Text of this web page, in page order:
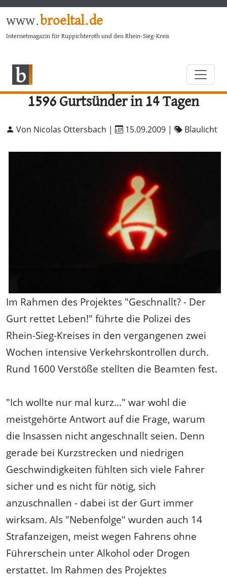
www.broeltal.de
Internetmagazin für Ruppichteroth und den Rhein-Sieg-Kreis
1596 Gurtsünder in 14 Tagen
Von Nicolas Ottersbach | 15.09.2009 | Blaulicht
Im Rahmen des Projektes "Geschnallt? - Der
Gurt rettet Leben!" führte die Polizei des
Rhein-Sieg-Kreises in den vergangenen zwei
Wochen intensive Verkehrskontrollen durch.
Rund 1600 Verstöße stellten die Beamten fest.
"Ich wollte nur mal kurz..." war wohl die
meistgehörte Antwort auf die Frage, warum
die Insassen nicht angeschnallt seien. Denn
gerade bei Kurzstrecken und niedrigen
Geschwindigkeiten fühlten sich viele Fahrer
sicher und es nicht für nötig, sich
anzuschnallen - dabei ist der Gurt immer
wirksam. Als "Nebenfolge" wurden auch 14
Strafanzeigen, meist wegen Fahrens ohne
Führerschein unter Alkohol oder Drogen
erstattet. Im Rahmen des Projektes